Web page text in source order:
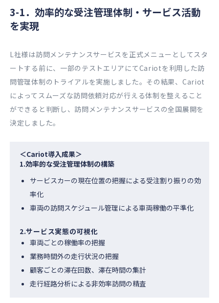
3-1．効率的な受注管理体制・サービス活動
を実現
L社様は訪問メンテナンスサービスを正式メニューとしてスタ
ートする前に、一部のテストエリアにてCariotを利用した訪
問管理体制のトライアルを実施しました。その結果、Cariot
によってスムーズな訪問依頼対応が行える体制を整えること
ができると判断し、訪問メンテナンスサービスの全国展開を
決定しました。
＜Cariot導入成果＞
1.効率的な受注管理体制の構築
サービスカーの現在位置の把握による受注割り振りの効
率化
車両の訪問スケジュール管理による車両稼働の平準化
2.サービス実態の可視化
車両ごとの稼働率の把握
業務時間外の走行状況の把握
顧客ごとの滞在回数、滞在時間の集計
走行経路分析による非効率訪問の精査